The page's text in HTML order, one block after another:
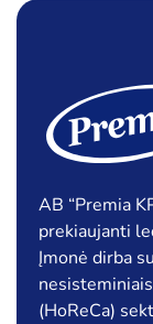
AB “Premia
prekiaujanti
Įmonė dirba
(HoReCa)